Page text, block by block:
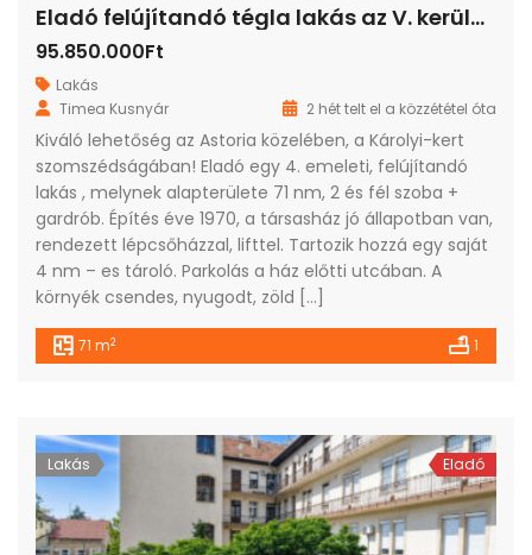
Eladó felújítandó tégla lakás az V. kerületben
95.850.000Ft
Lakás
Timea Kusnyár
2 hét telt el a közzététel óta
Kiváló lehetőség az Astoria közelében, a Károlyi-kert
szomszédságában! Eladó egy 4. emeleti, felújítandó
lakás , melynek alapterülete 71 nm, 2 és fél szoba +
gardrób. Építés éve 1970, a társasház jó állapotban van,
rendezett lépcsőházzal, lifttel. Tartozik hozzá egy saját
4 nm – es tároló. Parkolás a ház előtti utcában. A
környék csendes, nyugodt, zöld […]
71 m2 1
Lakás Eladó